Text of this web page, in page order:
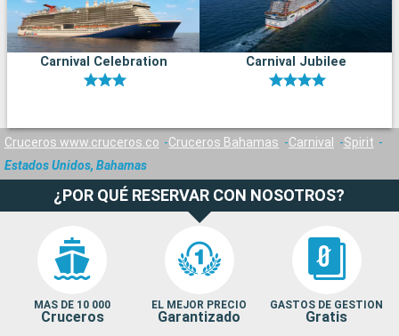
Carnival Celebration Carnival Jubilee
Cruceros www.cruceros.co Cruceros Bahamas Carnival
Spirit
Estados Unidos, Bahamas
¿POR QUÉ RESERVAR CON NOSOTROS?
MAS DE 10 000
Cruceros
EL MEJOR PRECIO
Garantizado
GASTOS DE GESTION
Gratis